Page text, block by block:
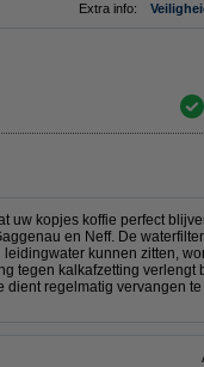
Extra info:
uw kopjes koffie perfect
en Neff. De
kunnen zitten,
tegen kalkafzetting
regelmatig vervangen te